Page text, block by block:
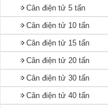
Cân điện tử 5 tấn
Cân điện tử 10 tấn
Cân điện tử 15 tấn
Cân điện tử 20 tấn
Cân điện tử 30 tấn
Cân điện tử 40 tấn